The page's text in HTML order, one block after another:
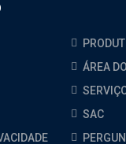
ÁREA
SAC